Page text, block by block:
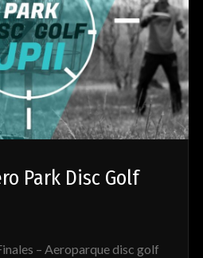
Park Disc Golf
– Aeroparque disc golf